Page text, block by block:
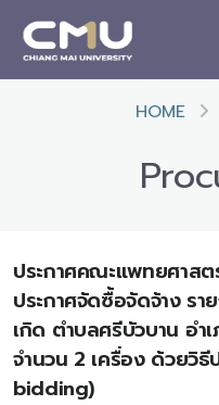
HOME
ประกาศคณะแพทยศาสต
ประกาศจัดซื้อจัดจ้าง ร
เกิด ตำบลศรีบัวบาน อำ
จำนวน 2 เครื่อง ด้วยวิ
bidding)